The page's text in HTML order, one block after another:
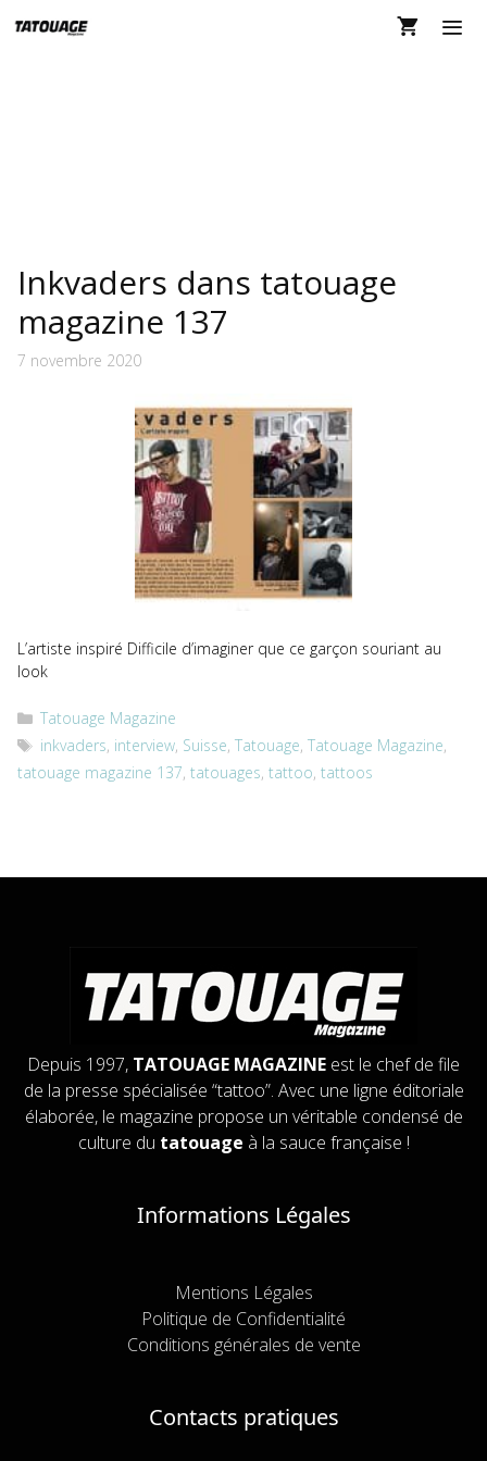
au
Inkvaders dans tatouage
magazine 137
7 novembre 2020
L’artiste inspiré Difficile d’imaginer que ce garçon souriant au
look
Catégories
Tatouage Magazine
Étiquettes
inkvaders, interview, Suisse,Tatouage,Tatouage Magazine,
tatouage magazine 137, tatouages, tattoo, tattoos
Depuis 1997, TATOUAGE MAGAZINE est le chef de file
de la presse spécialisée “tattoo”. Avec une ligne éditoriale
élaborée, le magazine propose un véritable condensé de
culture du tatouage à la sauce française !
Informations Légales
Mentions Légales
Politique de Confidentialité
Conditions générales de vente
Contacts pratiques